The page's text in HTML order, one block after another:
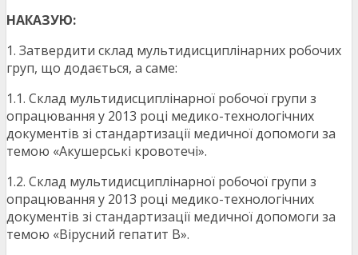
НАКАЗУЮ:
1. Затвердити склад мультидисциплінарних робочих
груп, що додається, а саме:
1.1. Склад мультидисциплінарної робочої групи з
опрацювання у 2013 році медико-технологічних
документів зі стандартизації медичної допомоги за
темою «Акушерські кровотечі».
1.2. Склад мультидисциплінарної робочої групи з
опрацювання у 2013 році медико-технологічних
документів зі стандартизації медичної допомоги за
темою «Вірусний гепатит В».